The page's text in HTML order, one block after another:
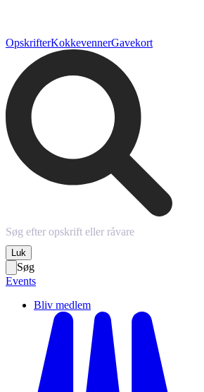
OpskrifterKokkevennerGavekort
Luk
Søg
Events
Bliv medlem